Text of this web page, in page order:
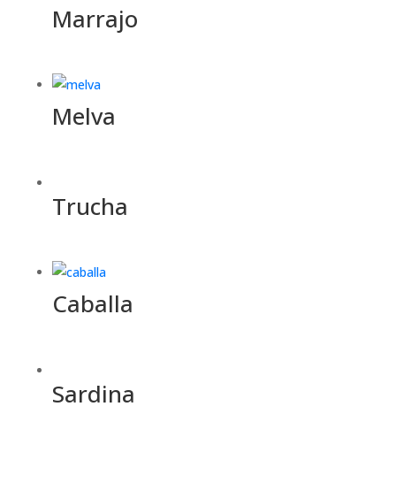
Marrajo
Melva
Trucha
Caballa
Sardina